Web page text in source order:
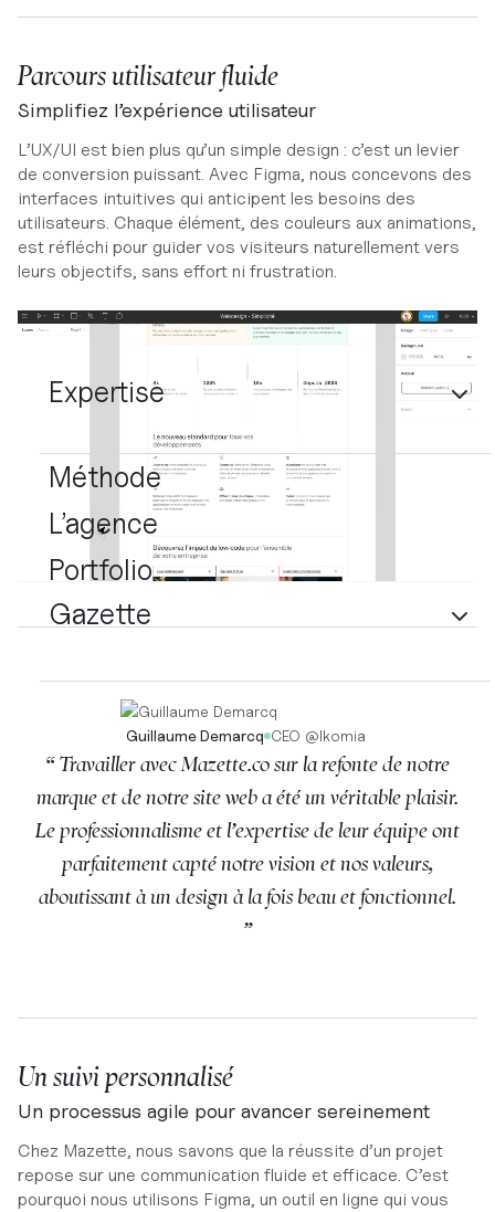
Expertise
Méthode
L’agence
Portfolio
Gazette
Parcours utilisateur fluide
Simplifiez l’expérience utilisateur
L’UX/UI est bien plus qu’un simple design : c’est un levier
de conversion puissant. Avec Figma, nous concevons des
interfaces intuitives qui anticipent les besoins des
utilisateurs. Chaque élément, des couleurs aux animations,
est réfléchi pour guider vos visiteurs naturellement vers
leurs objectifs, sans effort ni frustration.
Guillaume Demarcq CEO @Ikomia
“ Travailler avec Mazette.co sur la refonte de notre
marque et de notre site web a été un véritable plaisir.
Le professionnalisme et l’expertise de leur équipe ont
parfaitement capté notre vision et nos valeurs,
aboutissant à un design à la fois beau et fonctionnel.
”
Un suivi personnalisé
Un processus agile pour avancer sereinement
Chez Mazette, nous savons que la réussite d’un projet
repose sur une communication fluide et efficace. C’est
pourquoi nous utilisons Figma, un outil en ligne qui vous